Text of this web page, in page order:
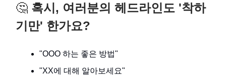
🤔 혹시, 여러분의 헤드라인도 '착하
기만' 한가요?
"OOO 하는 좋은 방법"
"XX에 대해 알아보세요"